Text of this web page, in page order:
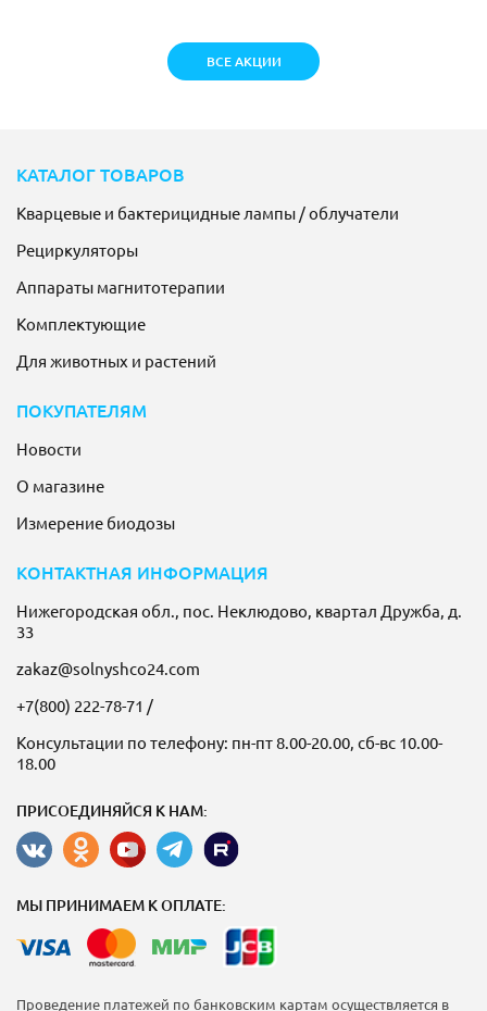
ВСЕ АКЦИИ
КАТАЛОГ ТОВАРОВ
Кварцевые и бактерицидные лампы / облучатели
Рециркуляторы
Аппараты магнитотерапии
Комплектующие
Для животных и растений
ПОКУПАТЕЛЯМ
Новости
О магазине
Измерение биодозы
КОНТАКТНАЯ ИНФОРМАЦИЯ
Нижегородская обл., пос. Неклюдово, квартал Дружба, д.
33
zakaz@solnyshco24.com
+7(800) 222-78-71 /
Консультации по телефону: пн-пт 8.00-20.00, сб-вс 10.00-
18.00
ПРИСОЕДИНЯЙСЯ К НАМ:
МЫ ПРИНИМАЕМ К ОПЛАТЕ:
Проведение платежей по банковским картам осуществляется в